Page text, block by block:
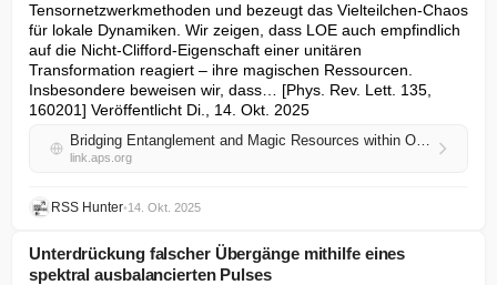
Tensornetzwerkmethoden und bezeugt das Vielteilchen-Chaos
für lokale Dynamiken. Wir zeigen, dass LOE auch empfindlich
auf die Nicht-Clifford-Eigenschaft einer unitären
Transformation reagiert – ihre magischen Ressourcen.
Insbesondere beweisen wir, dass… [Phys. Rev. Lett. 135,
160201] Veröffentlicht Di., 14. Okt. 2025
Bridging Entanglement and Magic Resources within Operator Space
link.aps.org
RSS Hunter•14. Okt. 2025
Unterdrückung falscher Übergänge mithilfe eines
spektral ausbalancierten Pulses